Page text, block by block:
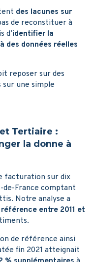
des lacunes sur
de reconstituer à
d’identifier la
des données réelles
reposer sur des
sur une simple
Tertiaire :
la donne à
facturation sur dix
de-France comptant
Notre analyse a
entre 2011 et
de référence ainsi
fin 2021 atteignait